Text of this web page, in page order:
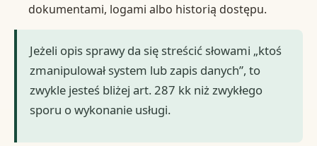
dokumentami, logami albo historią dostępu.
Jeżeli opis sprawy da się streścić słowami „ktoś
zmanipulował system lub zapis danych”, to
zwykle jesteś bliżej art. 287 kk niż zwykłego
sporu o wykonanie usługi.